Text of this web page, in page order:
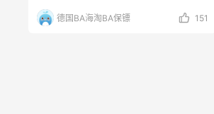
一条隐形的KPI——
德国BA海淘BA保镖 151